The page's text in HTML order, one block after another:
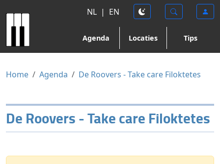
NL | EN
Agenda Locaties Tips
Home Agenda De Roovers - Take care Filoktetes
De Roovers - Take care Filoktetes